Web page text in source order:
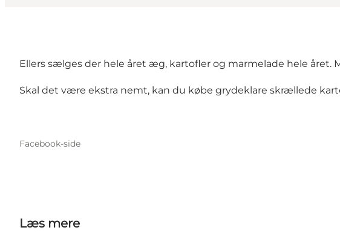
Ellers sælges der hele året æg, kartofler og marmelade hele
Skal det være ekstra nemt, kan du købe grydeklare skrællede
Facebook-side
Læs mere